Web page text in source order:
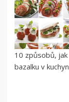
10 způsobů,
bazalku v